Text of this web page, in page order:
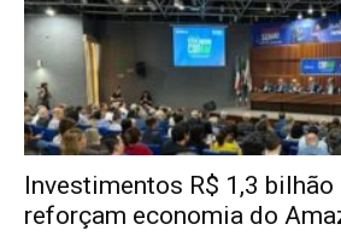
Investimentos R$ 1,3
reforçam economia do